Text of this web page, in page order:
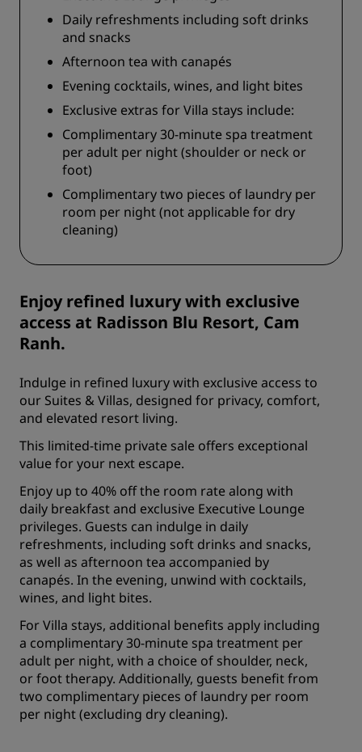
Enjoy refined luxury with exclusive
access at Radisson Blu Resort, Cam
Ranh.
Indulge in refined luxury with exclusive access to
our Suites & Villas, designed for privacy, comfort,
and elevated resort living.
This limited-time private sale offers exceptional
value for your next escape.
Enjoy up to 40% off the room rate along with
daily breakfast and exclusive Executive Lounge
privileges. Guests can indulge in daily
refreshments, including soft drinks and snacks,
as well as afternoon tea accompanied by
canapés. In the evening, unwind with cocktails,
wines, and light bites.
For Villa stays, additional benefits apply including
a complimentary 30-minute spa treatment per
adult per night, with a choice of shoulder, neck,
or foot therapy. Additionally, guests benefit from
two complimentary pieces of laundry per room
per night (excluding dry cleaning).
Daily refreshments including soft drinks
and snacks
Afternoon tea with canapés
Evening cocktails, wines, and light bites
Exclusive extras for Villa stays include:
Complimentary 30-minute spa treatment
per adult per night (shoulder or neck or
foot)
Complimentary two pieces of laundry per
room per night (not applicable for dry
cleaning)